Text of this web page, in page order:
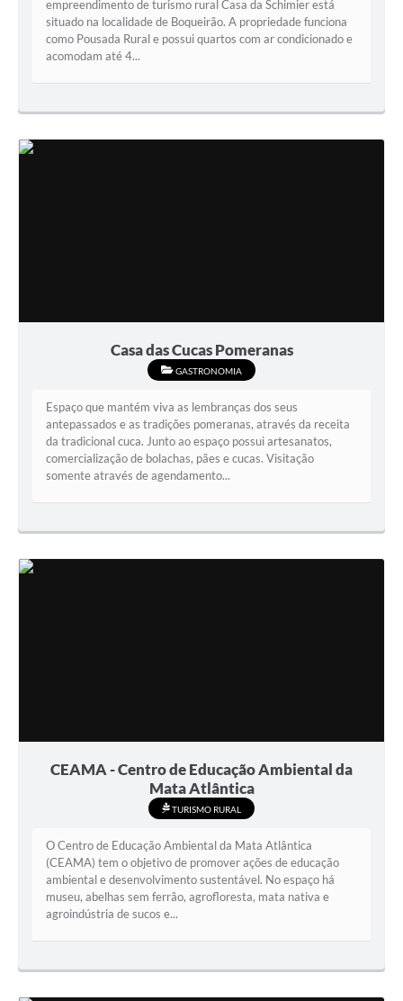
empreendimento de turismo rural Casa da Schimier está
situado na localidade de Boqueirão. A propriedade funciona
como Pousada Rural e possui quartos com ar condicionado e
acomodam até 4...
Casa das Cucas Pomeranas
GASTRONOMIA
Espaço que mantém viva as lembranças dos seus
antepassados e as tradições pomeranas, através da receita
da tradicional cuca. Junto ao espaço possui artesanatos,
comercialização de bolachas, pães e cucas. Visitação
somente através de agendamento...
CEAMA - Centro de Educação Ambiental da
Mata Atlântica
TURISMO RURAL
O Centro de Educação Ambiental da Mata Atlântica
(CEAMA) tem o objetivo de promover ações de educação
ambiental e desenvolvimento sustentável. No espaço há
museu, abelhas sem ferrão, agrofloresta, mata nativa e
agroindústria de sucos e...